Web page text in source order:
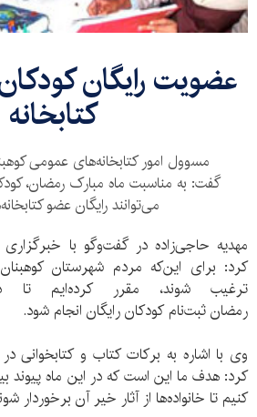
عضویت رایگان
کتابخانه
مسوول امور کتابخانه‌های عمومی
گفت: به‌ مناسبت ماه مبارک رمضان،
می‌توانند رایگان عضو
مهدیه حاجی‌زاده در گفت‌وگو با خبرگزاری
کرد: برای این‌که مردم شهرستان
ترغیب شوند، مقرر کرده‌ایم تا
رمضان ثبت‌نام کودکان رایگان انجام شود.
وی با اشاره به برکات کتاب و کتابخوانی
کرد: هدف ما این است که در این ماه پیوند
کنیم تا خانواده‌ها از آثار خیر آن برخوردار